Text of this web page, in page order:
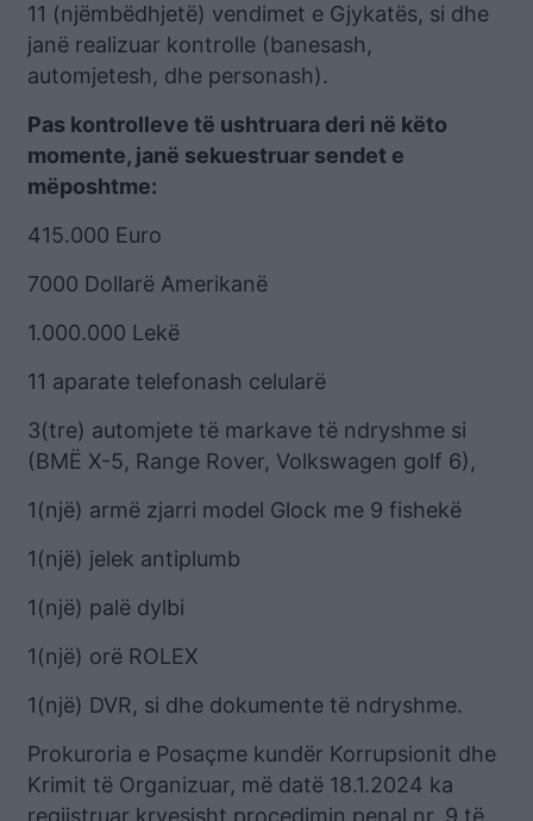
11 (njëmbëdhjetë) vendimet e Gjykatës, si dhe
janë realizuar kontrolle (banesash,
automjetesh, dhe personash).
Pas kontrolleve të ushtruara deri në këto
momente, janë sekuestruar sendet e
mëposhtme:
415.000 Euro
7000 Dollarë Amerikanë
1.000.000 Lekë
11 aparate telefonash celularë
3(tre) automjete të markave të ndryshme si
(BMË X-5, Range Rover, Volkswagen golf 6),
1(një) armë zjarri model Glock me 9 fishekë
1(një) jelek antiplumb
1(një) palë dylbi
1(një) orë ROLEX
1(një) DVR, si dhe dokumente të ndryshme.
Prokuroria e Posaçme kundër Korrupsionit dhe
Krimit të Organizuar, më datë 18.1.2024 ka
regjistruar kryesisht procedimin penal nr. 9 të